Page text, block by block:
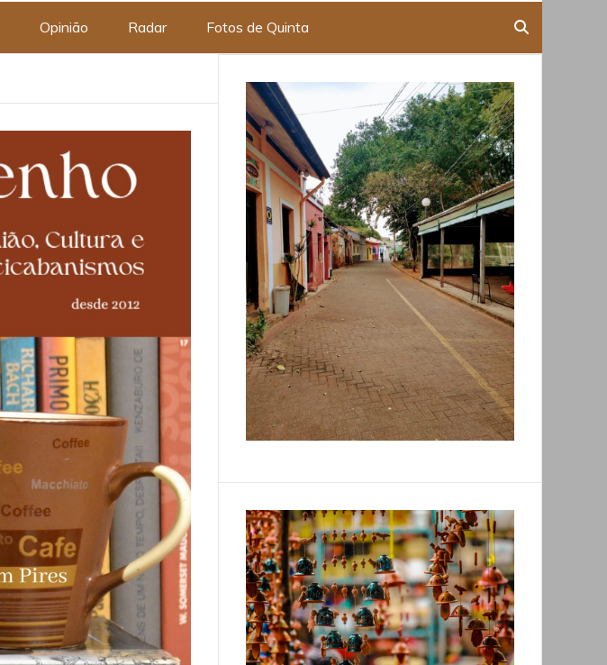
Opinião Radar Fotos de Quinta